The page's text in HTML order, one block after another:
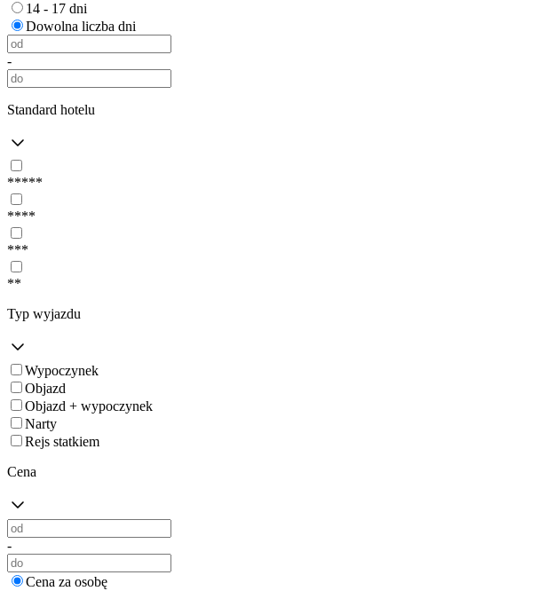
14 - 17 dni
Dowolna liczba dni
-
Standard hotelu
*****
****
***
**
Typ wyjazdu
Wypoczynek
Objazd
Objazd + wypoczynek
Narty
Rejs statkiem
Cena
-
Cena za osobę